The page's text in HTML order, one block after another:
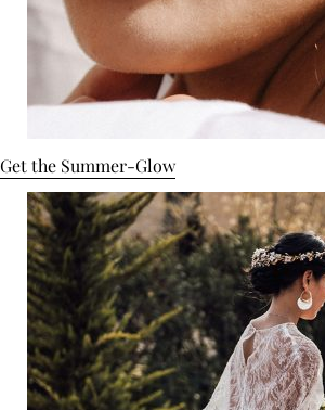
Get the Summer-Glow